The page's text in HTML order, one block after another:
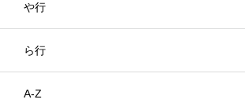
や行
ら行
A-Z